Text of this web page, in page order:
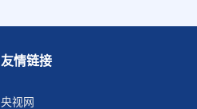
友情链接
央视网